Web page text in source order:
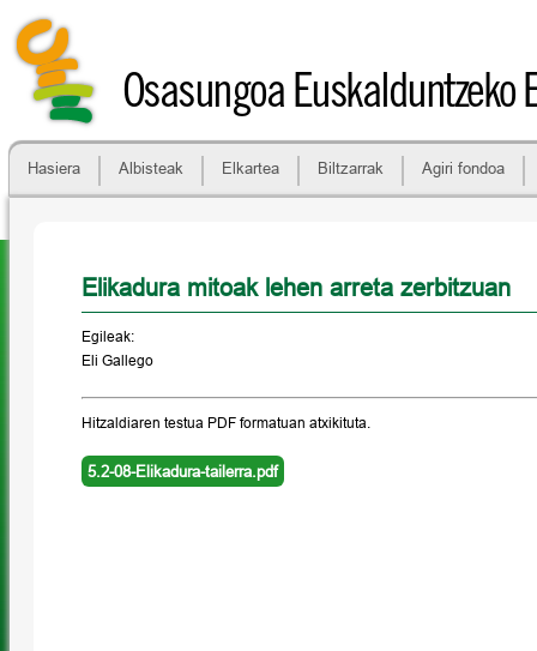
Osasungoa Euskalduntzeko
Hasiera Albisteak Elkartea Biltzarrak Agiri fondoa
Elikadura mitoak lehen arreta zerbitzuan
Egileak:
Eli Gallego
Hitzaldiaren testua PDF formatuan atxikituta.
5.2-08-Elikadura-tailerra.pdf